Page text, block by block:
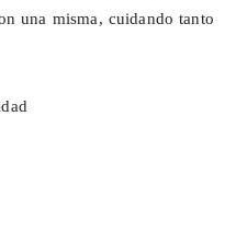
una misma, cuidando tanto